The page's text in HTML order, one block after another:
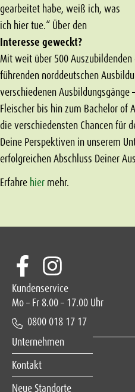
gearbeitet habe, weiß ich, was
ich hier tue.“ Über den
Interesse geweckt?
Mit weit über 500
führenden norddeutschen
verschiedenen Ausbildungsgänge
Fleischer bis hin zum Bachelor of
die verschiedensten Chancen für
Deine Perspektiven in unserem
erfolgreichen Abschluss Deiner
Erfahre hier mehr.
Unternehmen
Kontakt
Neue Standorte
Kundenservice
Mo – Fr 8.00 – 17.00 Uhr
0800 018 17 17